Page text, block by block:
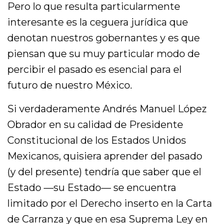
Pero lo que resulta particularmente
interesante es la ceguera jurídica que
denotan nuestros gobernantes y es que
piensan que su muy particular modo de
percibir el pasado es esencial para el
futuro de nuestro México.
Si verdaderamente Andrés Manuel López
Obrador en su calidad de Presidente
Constitucional de los Estados Unidos
Mexicanos, quisiera aprender del pasado
(y del presente) tendría que saber que el
Estado —su Estado— se encuentra
limitado por el Derecho inserto en la Carta
de Carranza y que en esa Suprema Ley en